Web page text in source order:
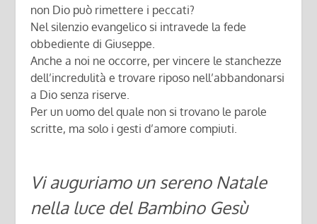
non Dio può rimettere i peccati?
Nel silenzio evangelico si intravede la fede
obbediente di Giuseppe.
Anche a noi ne occorre, per vincere le stanchezze
dell’incredulità e trovare riposo nell’abbandonarsi
a Dio senza riserve.
Per un uomo del quale non si trovano le parole
scritte, ma solo i gesti d’amore compiuti.
Vi auguriamo un sereno Natale
nella luce del Bambino Gesù